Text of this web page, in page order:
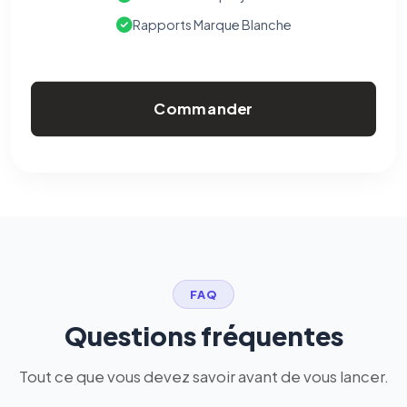
Rapports Marque Blanche
Commander
FAQ
Questions fréquentes
Tout ce que vous devez savoir avant de vous lancer.